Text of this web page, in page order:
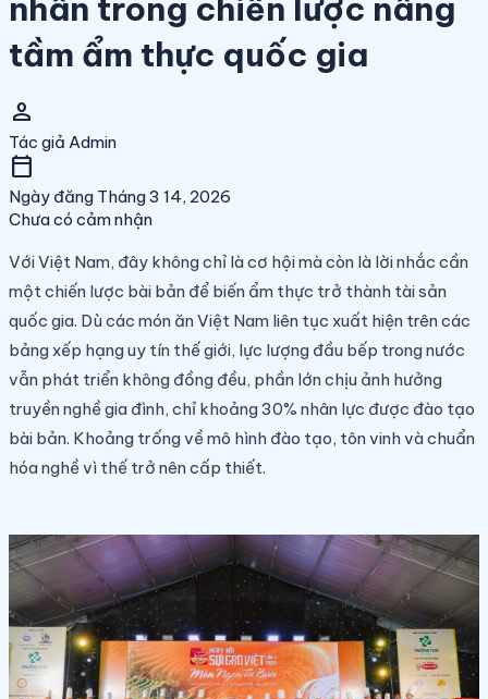
nhân trong chiến lược nâng
tầm ẩm thực quốc gia
person
Tác giả Admin
calendar_today
Ngày đăng Tháng 3 14, 2026
Chưa có cảm nhận
Với Việt Nam, đây không chỉ là cơ hội mà còn là lời nhắc cần
một chiến lược bài bản để biến ẩm thực trở thành tài sản
quốc gia. Dù các món ăn Việt Nam liên tục xuất hiện trên các
bảng xếp hạng uy tín thế giới, lực lượng đầu bếp trong nước
vẫn phát triển không đồng đều, phần lớn chịu ảnh hưởng
truyền nghề gia đình, chỉ khoảng 30% nhân lực được đào tạo
bài bản. Khoảng trống về mô hình đào tạo, tôn vinh và chuẩn
hóa nghề vì thế trở nên cấp thiết.